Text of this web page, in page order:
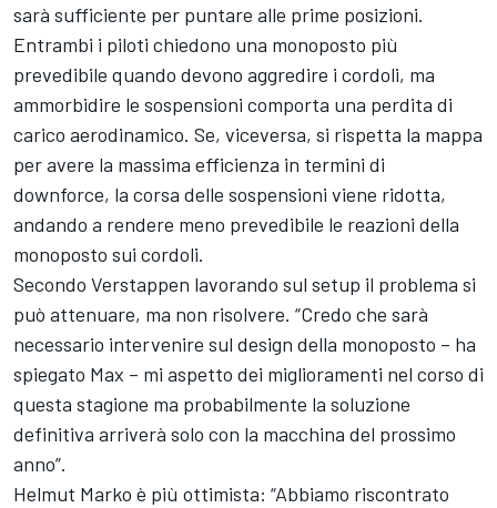
sarà sufficiente per puntare alle prime posizioni.
Entrambi i piloti chiedono una monoposto più
prevedibile quando devono aggredire i cordoli, ma
ammorbidire le sospensioni comporta una perdita di
carico aerodinamico. Se, viceversa, si rispetta la mappa
per avere la massima efficienza in termini di
downforce, la corsa delle sospensioni viene ridotta,
andando a rendere meno prevedibile le reazioni della
monoposto sui cordoli.
Secondo Verstappen lavorando sul setup il problema si
può attenuare, ma non risolvere. “Credo che sarà
necessario intervenire sul design della monoposto – ha
spiegato Max – mi aspetto dei miglioramenti nel corso di
questa stagione ma probabilmente la soluzione
definitiva arriverà solo con la macchina del prossimo
anno”.
Helmut Marko è più ottimista: “Abbiamo riscontrato